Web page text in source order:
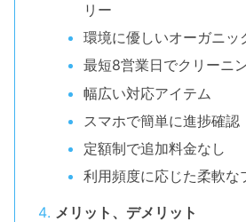
リー
環境に優しいオーガニッ
最短8営業日でクリーニ
幅広い対応アイテム
スマホで簡単に進捗確認
定額制で追加料金なし
利用頻度に応じた柔軟な
メリット、デメリット